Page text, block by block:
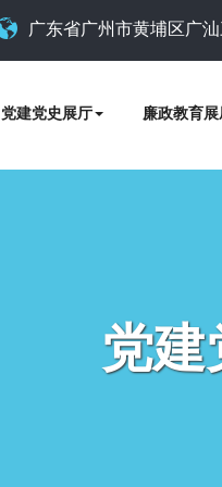
广东省广州市黄埔区广汕
党建党史展厅 廉政教育
党建